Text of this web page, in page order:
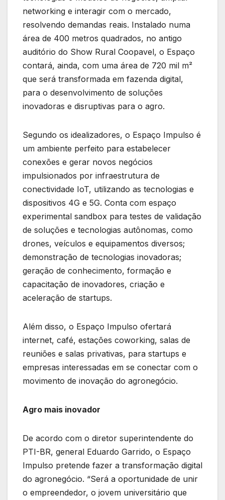
networking e interagir com o mercado,
resolvendo demandas reais. Instalado numa
área de 400 metros quadrados, no antigo
auditório do Show Rural Coopavel, o Espaço
contará, ainda, com uma área de 720 mil m²
que será transformada em fazenda digital,
para o desenvolvimento de soluções
inovadoras e disruptivas para o agro.
Segundo os idealizadores, o Espaço Impulso é
um ambiente perfeito para estabelecer
conexões e gerar novos negócios
impulsionados por infraestrutura de
conectividade IoT, utilizando as tecnologias e
dispositivos 4G e 5G. Conta com espaço
experimental sandbox para testes de validação
de soluções e tecnologias autônomas, como
drones, veículos e equipamentos diversos;
demonstração de tecnologias inovadoras;
geração de conhecimento, formação e
capacitação de inovadores, criação e
aceleração de startups.
Além disso, o Espaço Impulso ofertará
internet, café, estações coworking, salas de
reuniões e salas privativas, para startups e
empresas interessadas em se conectar com o
movimento de inovação do agronegócio.
Agro mais inovador
De acordo com o diretor superintendente do
PTI-BR, general Eduardo Garrido, o Espaço
Impulso pretende fazer a transformação digital
do agronegócio. “Será a oportunidade de unir
o empreendedor, o jovem universitário que